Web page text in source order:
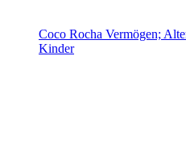
Coco Rocha Vermögen;
Kinder